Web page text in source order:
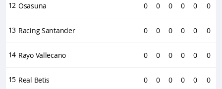
12 Osasuna 0 0 0 0 0 0
13 Racing Santander 0 0 0 0 0 0
14 Rayo Vallecano 0 0 0 0 0 0
15 Real Betis 0 0 0 0 0 0